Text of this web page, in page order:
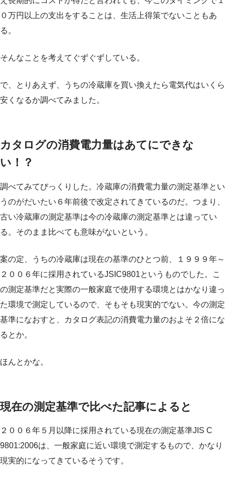
０万円以上の支出をすることは、生活上得策でないこともあ
る。
そんなことを考えてぐずぐずしている。
で、とりあえず、うちの冷蔵庫を買い換えたら電気代はいくら
安くなるか調べてみました。
カタログの消費電力量はあてにできな
い！？
調べてみてびっくりした。冷蔵庫の消費電力量の測定基準とい
うのがだいたい６年前後で改定されてきているのだ。つまり、
古い冷蔵庫の測定基準は今の冷蔵庫の測定基準とは違ってい
る。そのまま比べても意味がないという。
案の定、うちの冷蔵庫は現在の基準のひとつ前、１９９９年～
２００６年に採用されているJSIC9801というものでした。こ
の測定基準だと実際の一般家庭で使用する環境とはかなり違っ
た環境で測定しているので、そもそも現実的でない。今の測定
基準になおすと、カタログ表記の消費電力量のおよそ２倍にな
るとか。
ほんとかな。
現在の測定基準で比べた記事によると
２００６年５月以降に採用されている現在の測定基準JIS C
9801:2006は、一般家庭に近い環境で測定するもので、かなり
現実的になってきているそうです。